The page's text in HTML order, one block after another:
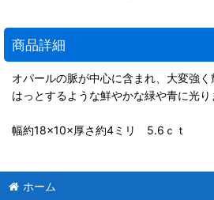
商品詳細
オパールの脈が中心に含まれ、大変強く
はっとするような鮮やかな緑や青に光り
幅約18×10×厚さ約4ミリ 5.6ｃｔ
ホーム